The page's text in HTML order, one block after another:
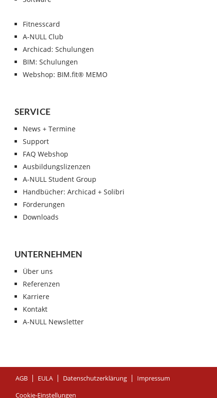
Fitnesscard
A-NULL Club
Archicad: Schulungen
BIM: Schulungen
Webshop: BIM.fit® MEMO
SERVICE
News + Termine
Support
FAQ Webshop
Ausbildungslizenzen
A-NULL Student Group
Handbücher: Archicad + Solibri
Förderungen
Downloads
UNTERNEHMEN
Über uns
Referenzen
Karriere
Kontakt
A-NULL Newsletter
AGB EULA Datenschutzerklärung
Impressum
Cookie-Einstellungen